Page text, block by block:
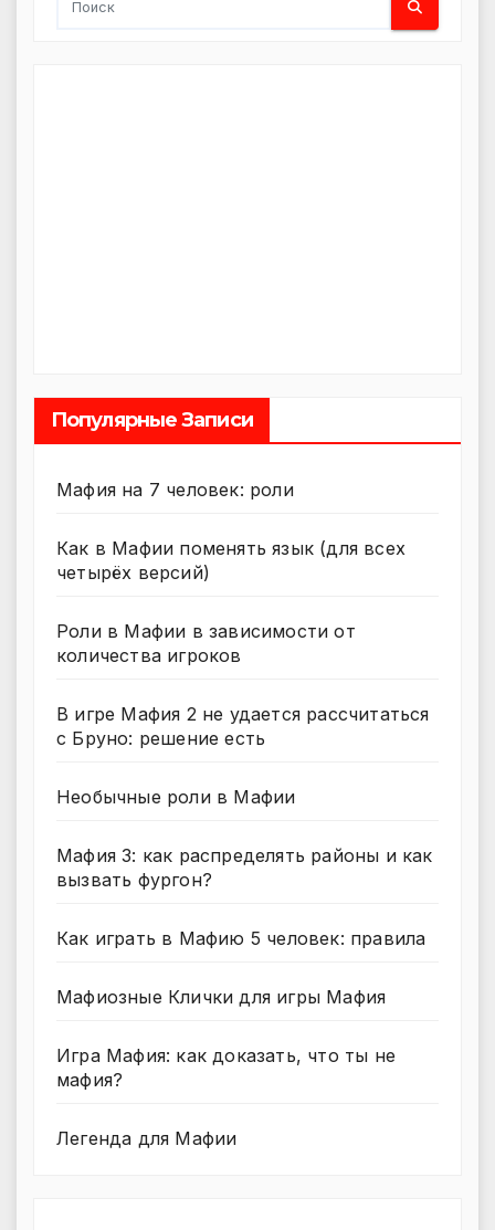
Популярные Записи
Мафия на 7 человек: роли
Как в Мафии поменять язык (для всех
четырёх версий)
Роли в Мафии в зависимости от
количества игроков
В игре Мафия 2 не удается рассчитаться
с Бруно: решение есть
Необычные роли в Мафии
Мафия 3: как распределять районы и как
вызвать фургон?
Как играть в Мафию 5 человек: правила
Мафиозные Клички для игры Мафия
Игра Мафия: как доказать, что ты не
мафия?
Легенда для Мафии